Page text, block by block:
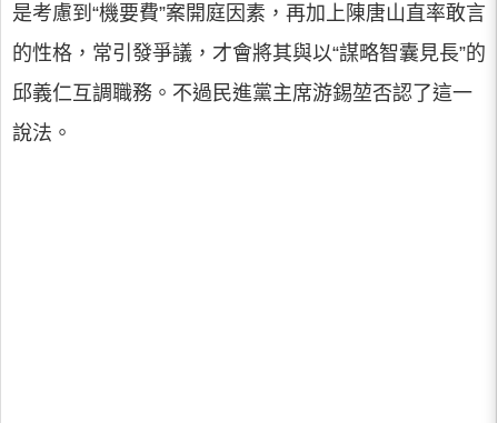
是考慮到“機要費”案開庭因素，再加上陳唐山直率敢言
的性格，常引發爭議，才會將其與以“謀略智囊見長”的
邱義仁互調職務。不過民進黨主席游錫堃否認了這一
說法。